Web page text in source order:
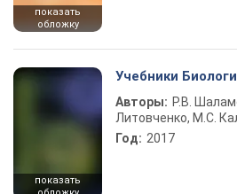
показать
обложку
показать
Учебники
Авторы: Р.В.
Литовченко, М.С.
Год: 2017